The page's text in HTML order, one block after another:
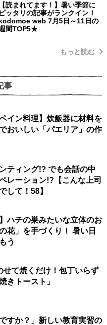
【読まれてます！】暑い季節に
ピッタリの記事がランクイン！
web 7月5日～11日の
間TOP5★
もっと読む
事
イン料理】炊飯器に材料を
おいしい「パエリア」の作
ティング!? でも会話の中
レーション!?【こんな上司
して！58】
ハチの巣みたいな立体のお
花」を手づくり！ 暑い日
う
せて焼くだけ！包丁いらず
きトースト」
すか？」新しい教育実習の